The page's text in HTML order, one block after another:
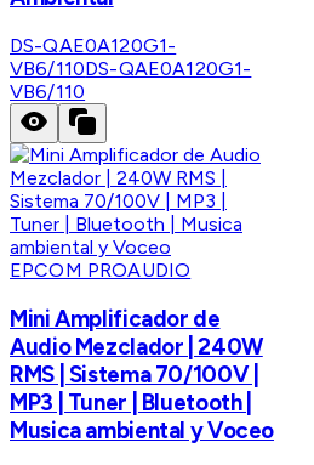
DS-QAE0A120G1-
VB6/110DS-QAE0A120G1-
VB6/110
EPCOM PROAUDIO
Mini Amplificador de
Audio Mezclador | 240W
RMS | Sistema 70/100V |
MP3 | Tuner | Bluetooth |
Musica ambiental y Voceo